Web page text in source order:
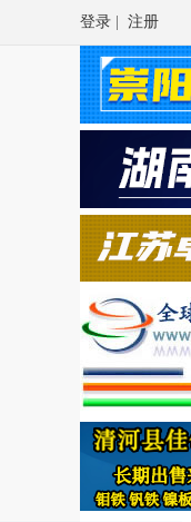
登录 注册